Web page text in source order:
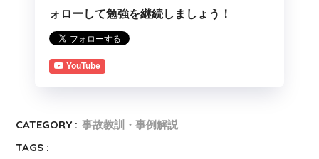
ォローして勉強を継続しましょう！
YouTube
CATEGORY : 事故教訓・事例解説
TAGS :